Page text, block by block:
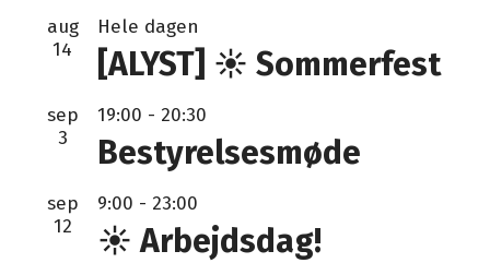
aug
14
Hele dagen
[ALYST] ☀️ Sommerfest
sep
3
19:00 - 20:30
Bestyrelsesmøde
sep
12
9:00 - 23:00
☀️ Arbejdsdag!